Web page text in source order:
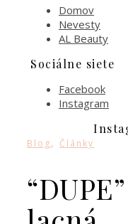
Domov
Nevesty
AL Beauty
Sociálne siete
Facebook
Instagram
Blog, Články
“DUPE”